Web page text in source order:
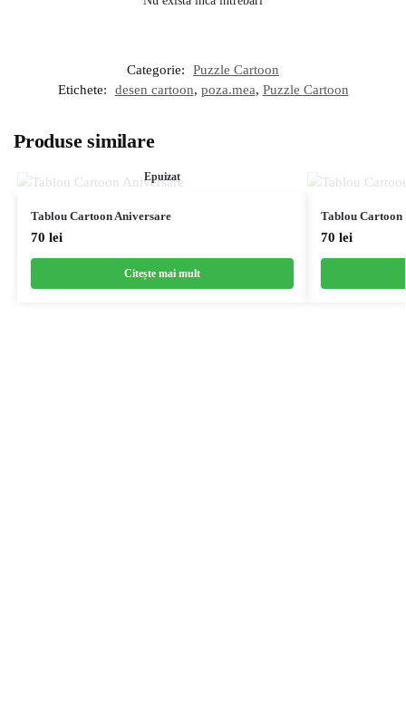
Categorie:
Puzzle Cartoon
Etichete:
desen cartoon, poza.mea, Puzzle Cartoon
Produse similare
Epuizat
Tablou Cartoon Aniversare
70 lei
Citește mai mult
Tablou Cartoon
70 lei